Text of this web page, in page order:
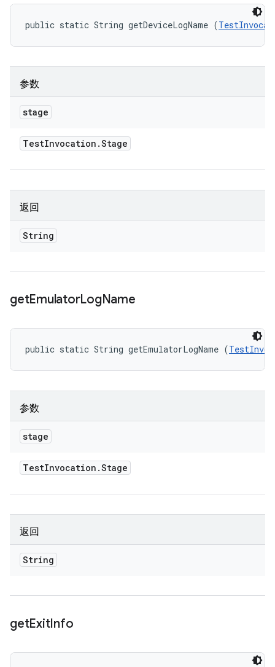
public static String getDeviceLogName (
参数
stage
TestInvocation .Stage
返回
String
getEmulatorLogName
public static String getEmulatorLogName (
参数
stage
TestInvocation .Stage
返回
String
getExitInfo